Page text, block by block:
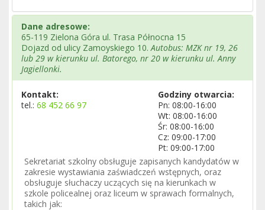
Dane adresowe:
65-119 Zielona Góra ul. Trasa Północna 15
Dojazd od ulicy Zamoyskiego 10.Autobus: MZK nr 19, 26
lub 29 w kierunku ul. Batorego, nr 20 w kierunku ul. Anny
Jagiellonki.
Kontakt:
tel.: 68 452 66 97
Godziny otwarcia:
Pn: 08:00-16:00
Wt: 08:00-16:00
Śr: 08:00-16:00
Cz: 09:00-17:00
Pt: 09:00-17:00
Sekretariat szkolny obsługuje zapisanych kandydatów w
zakresie wystawiania zaświadczeń wstępnych, oraz
obsługuje słuchaczy uczących się na kierunkach w
szkole policealnej oraz liceum w sprawach formalnych,
takich jak: